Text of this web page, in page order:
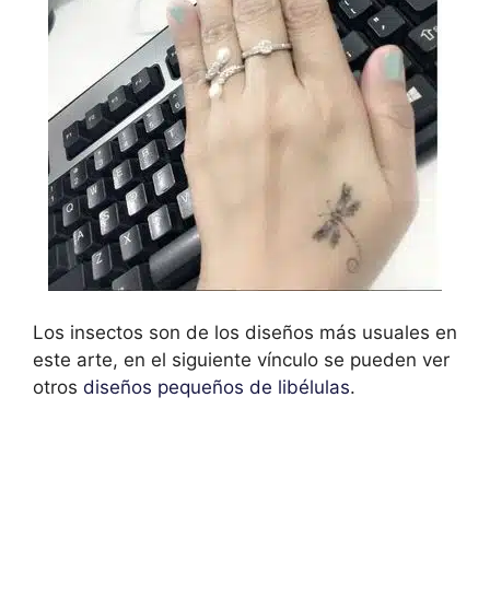
Los insectos son de los diseños más usuales en
este arte, en el siguiente vínculo se pueden ver
otros diseños pequeños de libélulas.